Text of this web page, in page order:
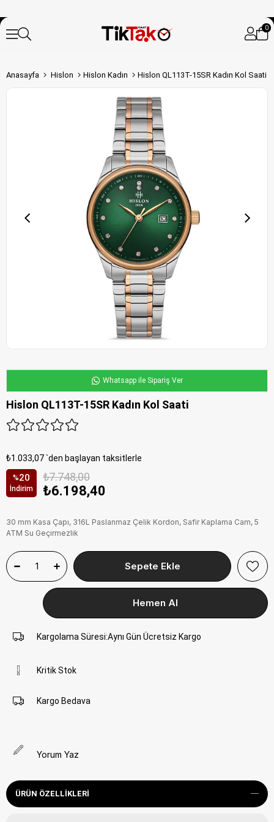
0
Anasayfa Hislon Hislon Kadın Hislon QL113T-15SR Kadın Kol Saati
Whatsapp ile Sipariş Ver
Hislon QL113T-15SR Kadın Kol Saati
₺1.033,07`den başlayan taksitlerle
%20
İndirim
₺7.748,00
₺6.198,40
30 mm Kasa Çapı, 316L Paslanmaz Çelik Kordon, Safir Kaplama Cam, 5
ATM Su Geçirmezlik
Kargolama Süresi:Aynı Gün Ücretsiz Kargo
Kritik Stok
Kargo Bedava
Yorum Yaz
ÜRÜN ÖZELLIKLERI